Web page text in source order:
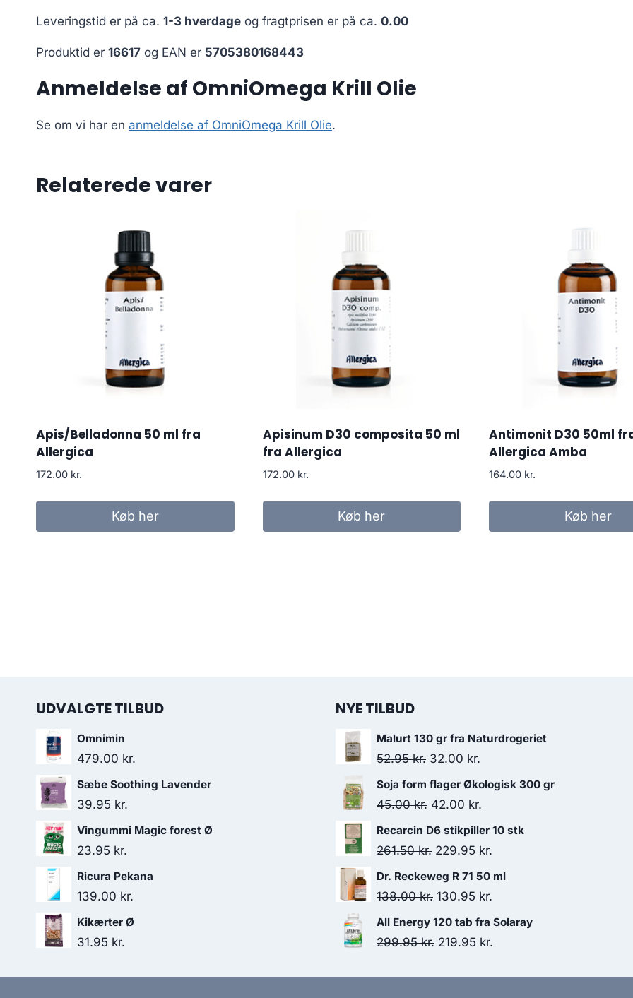
Leveringstid er på ca. 1-3 hverdage og fragtprisen er på ca. 0.00
Produktid er 16617 og EAN er 5705380168443
Anmeldelse af OmniOmega Krill Olie
Se om vi har en anmeldelse af OmniOmega Krill Olie.
Relaterede varer
Apis/Belladonna 50 ml fra
Allergica
172.00 kr.
Køb her
Apisinum D30 composita 50 ml
fra Allergica
172.00 kr.
Køb her
Antimonit D30 50ml
Allergica Amba
164.00 kr.
Køb her
UDVALGTE TILBUD
Omnimin
479.00 kr.
Sæbe Soothing Lavender
39.95 kr.
Vingummi Magic forest Ø
23.95 kr.
Ricura Pekana
139.00 kr.
Kikærter Ø
31.95 kr.
NYE TILBUD
Malurt 130 gr fra Naturdrogeriet
52.95kr. Den
oprindelige
pris
52.95 kr..
32.00 kr.
aktuelle
32.00 kr..
Soja form flager Økologisk 300 gr
45.00kr. Den
oprindelige
pris
45.00 kr..
42.00 kr.
aktuelle
pris
Recarcin D6 stikpiller 10 stk
261.50kr. Den
oprindelige
pris
261.50 kr..
229.95 kr.
aktuelle
Dr. Reckeweg R 71 50 ml
138.00kr. Den
oprindelige
pris
138.00 kr..
130.95 kr.
aktuelle
130.95 kr..
All Energy 120 tab fra Solaray
299.95kr. Den
219.95 kr.